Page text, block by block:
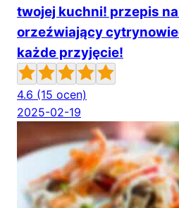
twojej kuchni! przepis
orzeźwiający
każde przyjęcie!
4.6 (15 ocen)
2025-02-19